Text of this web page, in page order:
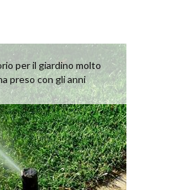
per il giardino molto
preso con gli anni